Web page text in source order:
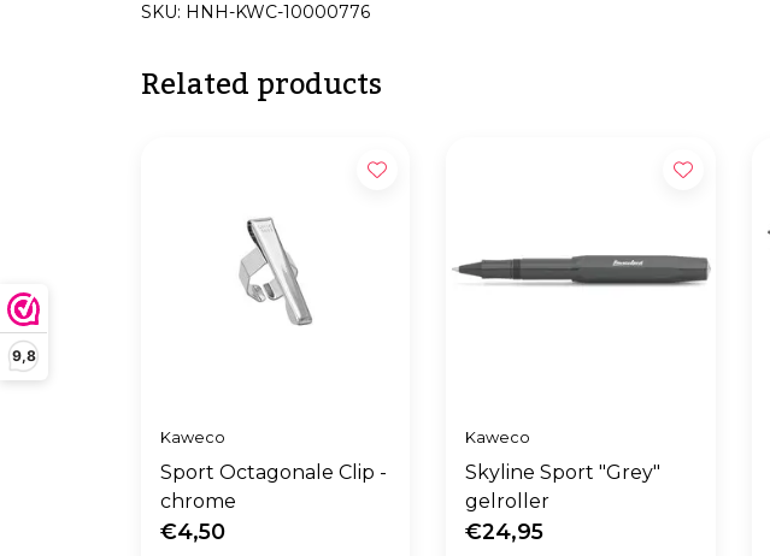
9,8
SKU: HNH-KWC-10000776
Related products
Kaweco
Sport Octagonale Clip -
chrome
€4,50
Kaweco
Skyline Sport "Grey"
gelroller
€24,95